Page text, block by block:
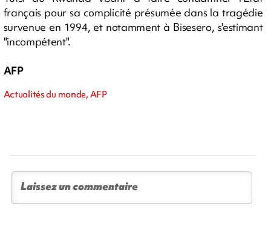
français pour sa complicité présumée dans la tragédie
survenue en 1994, et notamment à Bisesero, s'estimant
"incompétent".
AFP
Actualités du monde, AFP